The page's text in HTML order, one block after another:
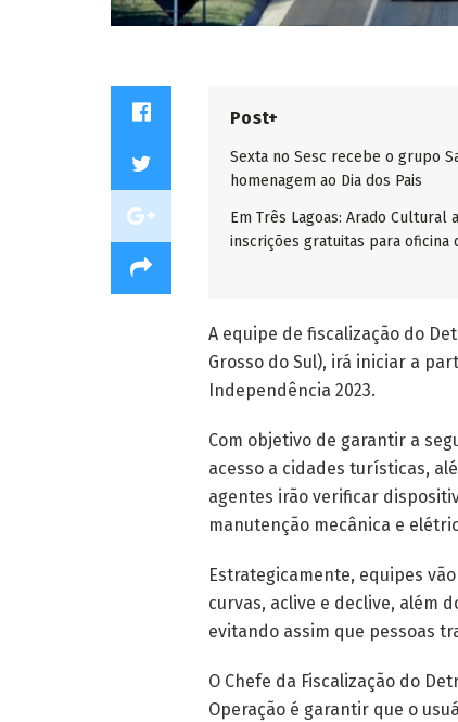
Post+
Sexta no Sesc recebe o grupo
homenagem ao Dia dos Pais
Em Três Lagoas: Arado Cultural
inscrições gratuitas para oficina
A equipe de fiscalização do
Grosso do Sul), irá iniciar a
Independência 2023.
Com objetivo de garantir a
acesso a cidades turísticas,
agentes irão verificar
manutenção mecânica e
Estrategicamente, equipes
curvas, aclive e declive, além
evitando assim que pessoas
O Chefe da Fiscalização do
Operação é garantir que o